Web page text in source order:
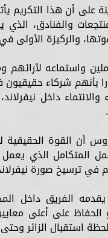
على أن هذا التكريم
والفنادق، الذي
والركيزة الأولى
واستماعه
بأنهم شركاء
داخل
أن القوة
المتكامل الذي
في ترسيخ صورة
يقدمه الفريق داخل
على أعلى
استقبال الزائر